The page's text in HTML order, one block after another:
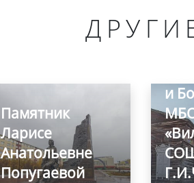
Памятник
Ларисе
Анатольевне
Попугаевой
и